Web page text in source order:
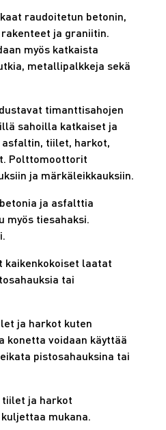
raudoitetun betonin,
ja graniitin.
myös katkaista
metallipalkkeja sekä
timanttisahojen
sahoilla katkaiset ja
tiilet, harkot,
Polttomoottorit
ja märkäleikkauksiin.
ja asfalttia
myös tiesahaksi.
kaikenkokoiset laatat
tai
ja harkot kuten
konetta voidaan käyttää
pistosahauksina tai
ja harkot
mukana.